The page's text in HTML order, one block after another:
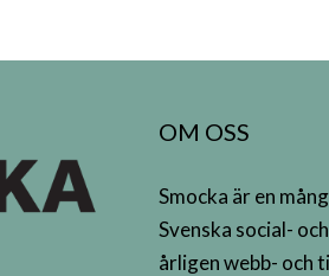
OM OSS
Smocka är en
Svenska social-
årligen webb- och